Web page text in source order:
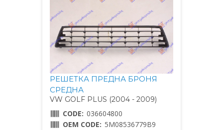
РЕШЕТКА ПРЕДНА БРОНЯ
СРЕДНА
VW GOLF PLUS (2004 - 2009)
CODE: 036604800
OEM CODE: 5M08536779B9